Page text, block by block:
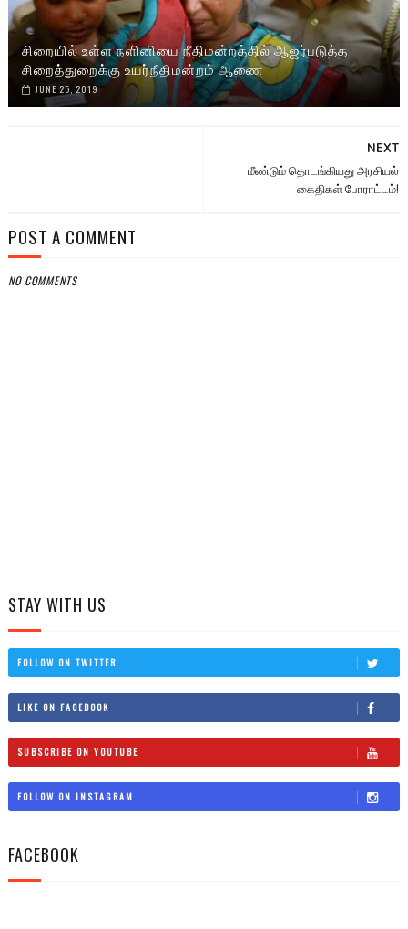
சிறையில் உள்ள நளினியை நீதிமன்றத்தில் ஆஜர்படுத்த
சிறைத்துறைக்கு உயர்நீதிமன்றம் ஆணை
JUNE 25, 2019
NEXT
மீண்டும் தொடங்கியது அரசியல்
கைதிகள் போராட்டம்!
POST A COMMENT
NO COMMENTS
STAY WITH US
FOLLOW ON TWITTER
LIKE ON FACEBOOK
SUBSCRIBE ON YOUTUBE
FOLLOW ON INSTAGRAM
FACEBOOK